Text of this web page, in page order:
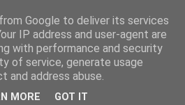
Google to deliver its services
IP address and user-agent are
with performance and security
of service, generate usage
address abuse.
MORE GOT IT